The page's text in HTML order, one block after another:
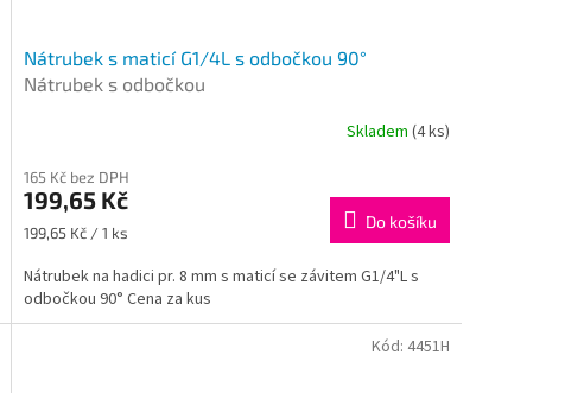
Nátrubek s maticí G1/4L s odbočkou 90°
Nátrubek s odbočkou
Skladem (4 ks)
165 Kč bez DPH
199,65 Kč
Měrná
199,65 Kč / 1 ks
Do košíku
Nátrubek na hadici pr. 8 mm s maticí se závitem G1/4"L s
odbočkou 90° Cena za kus
Kód: 4451H